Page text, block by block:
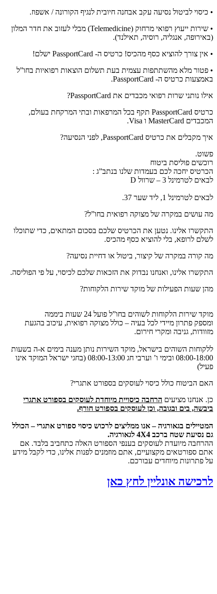
• כיסוי לביטול נסיעה עקב אבחנה חיובית לנגיף הקורונה / אשפוז.
• שירות ייעוץ רפואי מרחוק (Telemedicine) מבלי לעזוב את חדר המלון
(באירופה, אנגליה, רוסיה, תאילנד).
• אין צורך להוציא כסף מהכיס! כרטיס ה- PassportCard ישלם!
• פטור מלא מהשתתפות עצמית בעת תשלום הוצאות רפואיות בחו”ל
באמצעות כרטיס ה- PassportCard.
אילו נותני שרות רפואי מכבדים את PassportCard?
כרטיס PassportCard תקף בכל המרפאות ובתי המרקחת בעולם,
המכבדים MasterCard ו Visa.
איך מקבלים את כרטיס PassportCard, לפני הנסיעה?
פשוט.
רוכשים פוליסת ביטוח
הכרטיס יחכה לכם בעמדות שלנו בנתב”ג :
לבאים לטרמינל 3 – שרוול D
לבאים לטרמינל 1, ליד שער 37.
מה עושים במקרה של מצוקה רפואית בחו”ל?
התקשרו אלינו. נטען את הכרטיס שלכם בסכום המתאים, כדי שתוכלו
לשלם לרופא, בלי להוציא כסף מהכיס.
מה קורה במקרה של קיצור, ביטול או דחיית נסיעה?
התקשרו אלינו, ואנחנו נבדוק את הזכאות שלכם לכיסוי, על פי הפוליסה.
מהן שעות הפעילות של מוקד שירות הלקוחות?
מוקד שירות הלקוחות לשוהים בחו”ל פועל 24 שעות ביממה
ומספק פתרון מיידי לכל בעיה – כולל מצוקה רפואית, עיכוב בהגעת
מזוודות, גניבה ומקרי חירום.
ללקוחות השוהים בישראל, מוקד השירות נותן מענה בימים א-ה בשעות
08:00-18:00 ובימי ו’ וערבי חג 08:00-13:00 (בחגי ישראל המוקד אינו
פעיל)
האם הביטוח כולל כיסוי לעוסקים בספורט אתגרי?
כן. אנחנו מציעים הרחבה כיסויית מיוחדת לעוסקים בספורט אתגרי
ביבשה, בים ובגובה, וכן לעוסקים בספורט חורף.
המטיילים בגאורגיה – אנו ממליצים לרכוש כיסוי ספורט אתגרי – הכולל
גם נסיעת שטח ברכב 4X4 לגאורגיה.
ההרחבה מיועדת לעוסקים בענפי הספורט האלה כתחביב בלבד. אם
אתם ספורטאים מקצועיים, אתם מוזמנים לפנות אלינו, כדי לקבל מידע
על פתרונות מיוחדים עבורכם.
לרכישה אונליין לחץ כאן